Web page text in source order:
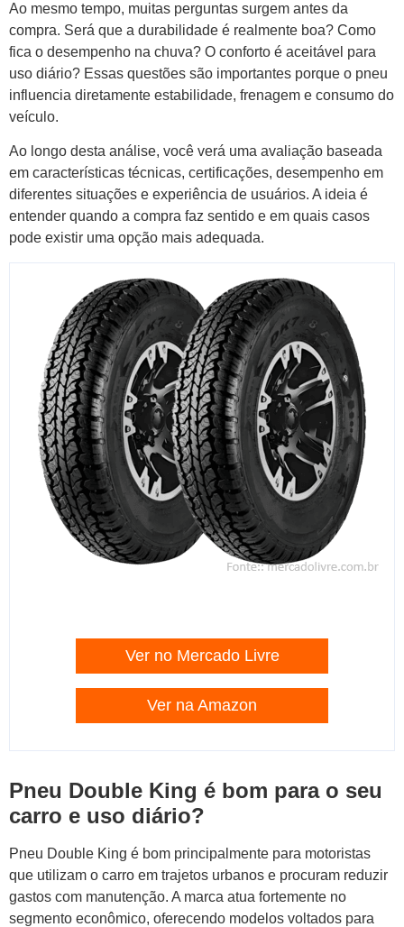
Ao mesmo tempo, muitas perguntas surgem antes da
compra. Será que a durabilidade é realmente boa? Como
fica o desempenho na chuva? O conforto é aceitável para
uso diário? Essas questões são importantes porque o pneu
influencia diretamente estabilidade, frenagem e consumo do
veículo.
Ao longo desta análise, você verá uma avaliação baseada
em características técnicas, certificações, desempenho em
diferentes situações e experiência de usuários. A ideia é
entender quando a compra faz sentido e em quais casos
pode existir uma opção mais adequada.
Ver no Mercado Livre
Ver na Amazon
Pneu Double King é bom para o seu
carro e uso diário?
Pneu Double King é bom principalmente para motoristas
que utilizam o carro em trajetos urbanos e procuram reduzir
gastos com manutenção. A marca atua fortemente no
segmento econômico, oferecendo modelos voltados para